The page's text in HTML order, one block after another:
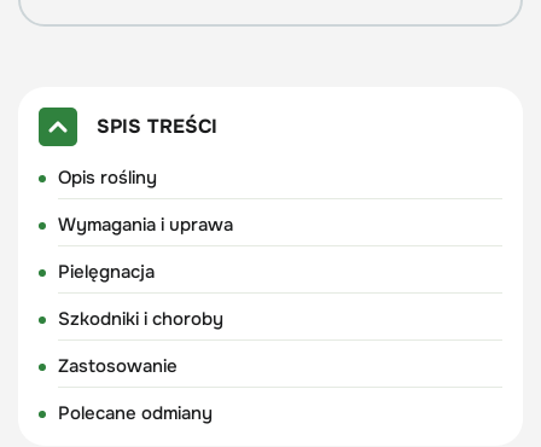
SPIS TREŚCI
Opis rośliny
Wymagania i uprawa
Pielęgnacja
Szkodniki i choroby
Zastosowanie
Polecane odmiany